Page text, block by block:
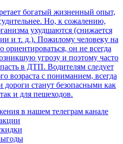
богатый жизненный опыт,
Но, к сожалению,
ухудшаются (снижается
и т. д.). Пожилому человеку на
ориентироваться, он не всегда
угрозу и поэтому часто
в ДТП. Водителям следует
возраста с пониманием, всегда
дороги станут безопасными как
и для пешеходов.
в нашем телеграм канале